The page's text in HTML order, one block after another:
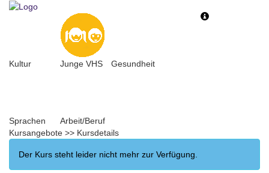
Toggle
Kultur Junge VHS Gesundheit
Sprachen
Arbeit/Beruf
Kursangebote >> Kursdetails
Der Kurs steht leider nicht mehr zur Verfügung.